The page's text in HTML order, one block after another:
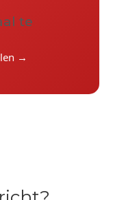
te
→